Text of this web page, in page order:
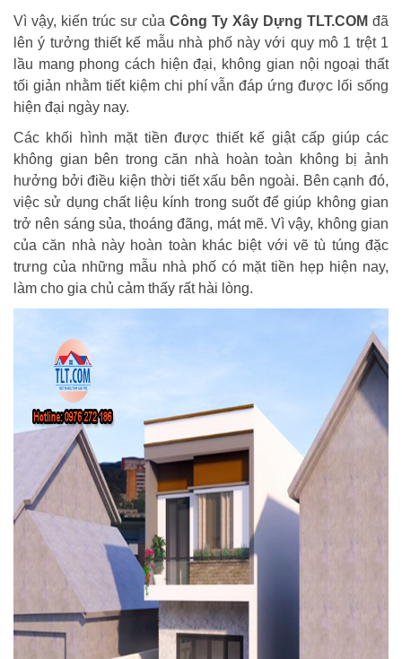
Vì vậy, kiến trúc sư của Công Ty Xây Dựng TLT.COM đã
lên ý tưởng thiết kế mẫu nhà phố này với quy mô 1 trệt 1
lầu mang phong cách hiện đại, không gian nội ngoại thất
tối giản nhằm tiết kiệm chi phí vẫn đáp ứng được lối sống
hiện đại ngày nay.
Các khối hình mặt tiền được thiết kế giật cấp giúp các
không gian bên trong căn nhà hoàn toàn không bị ảnh
hưởng bởi điều kiện thời tiết xấu bên ngoài. Bên cạnh đó,
việc sử dụng chất liệu kính trong suốt để giúp không gian
trở nên sáng sủa, thoáng đãng, mát mẽ. Vì vậy, không gian
của căn nhà này hoàn toàn khác biệt với vẽ tù túng đặc
trưng của những mẫu nhà phố có mặt tiền hẹp hiện nay,
làm cho gia chủ cảm thấy rất hài lòng.